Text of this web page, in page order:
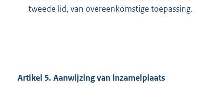
tweede lid, van overeenkomstige toepassing.
Artikel 5. Aanwijzing van inzamelplaats